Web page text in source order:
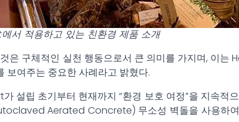
서 적용하고 있는 친환경 제품 소개
구체적인 실천 행동으로서 큰 의미를 가지며, 이는
보여주는 중요한 사례라고 밝혔다.
설립 초기부터 현재까지 “환경 보호 여정”을 지속적
Aerated Concrete) 무소성 벽돌을 사용하